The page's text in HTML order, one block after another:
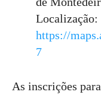
Localização:
https://
7
As inscrições